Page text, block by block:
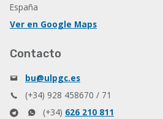
España
Ver en Google Maps
Contacto
bu@ulpgc.es
(+34) 928 458670 / 71
(+34) 626 210 811